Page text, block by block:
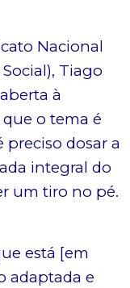
Nacional
Tiago
à
o tema é
preciso dosar a
integral do
um tiro no pé.
está [em
adaptada e